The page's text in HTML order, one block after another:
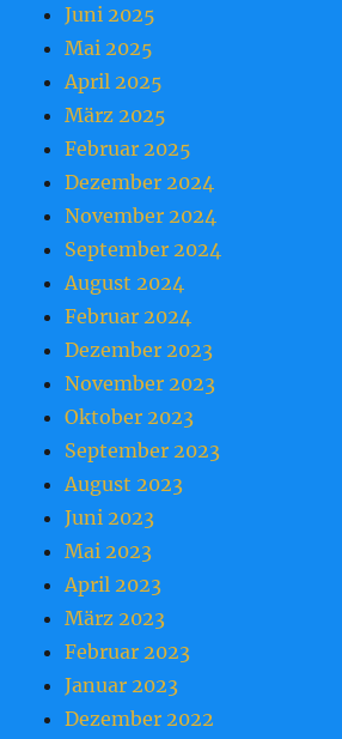
Juni 2025
Mai 2025
April 2025
März 2025
Februar 2025
Dezember 2024
November 2024
September 2024
August 2024
Februar 2024
Dezember 2023
November 2023
Oktober 2023
September 2023
August 2023
Juni 2023
Mai 2023
April 2023
März 2023
Februar 2023
Januar 2023
Dezember 2022